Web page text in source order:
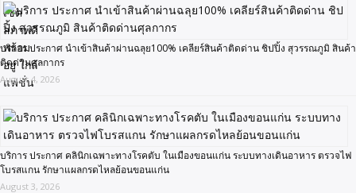
บริการ ประกาศ นำเข้าสินค้าผ่านฉลุย100% เคลียร์สินค้าติดด่าน ชิปปิ้ง สุวรรณภูมิ สินค้า
ติดด่านศุลกากร
August 4, 2026
บริการ ประกาศ คลินิกเฉพาะทางโรคตับ ในเมืองขอนแก่น ระบบทางเดินอาหาร ตรวจไฟ
โบรสแกน รักษาแผลกรดไหลย้อนขอนแก่น
August 3, 2026